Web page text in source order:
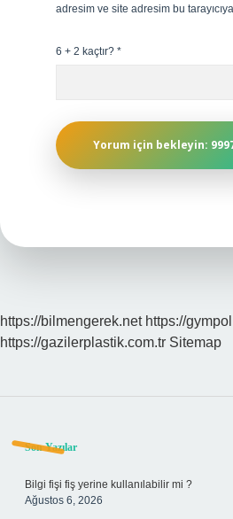
adresim ve site adresim bu
6 + 2 kaçtır? *
https://bilmengerek.net https://
https://gazilerplastik.com.tr Sitemap
Sidebar
Son Yazılar
Bilgi fişi fiş yerine kullanılabilir mi ?
Ağustos 6, 2026